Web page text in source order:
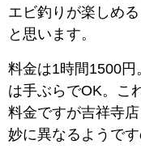
エビ釣りが楽しめ
と思います。
料金は1時間1500
は手ぶらでOK。こ
料金ですが吉祥寺
妙に異なるようです